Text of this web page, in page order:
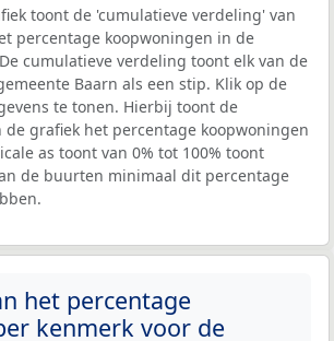
toont de 'cumulatieve verdeling' van
percentage koopwoningen in de
cumulatieve verdeling toont elk van de
Baarn als een stip. Klik op de
te tonen. Hierbij toont de
de grafiek het percentage koopwoningen
as toont van 0% tot 100% toont
de buurten minimaal dit percentage
het percentage
kenmerk voor de